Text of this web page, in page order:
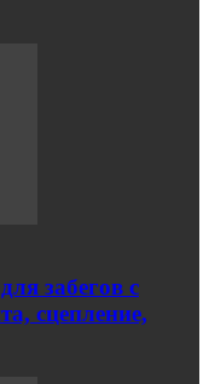
забегов с
сцепление,